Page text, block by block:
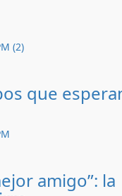
que
amigo”: la